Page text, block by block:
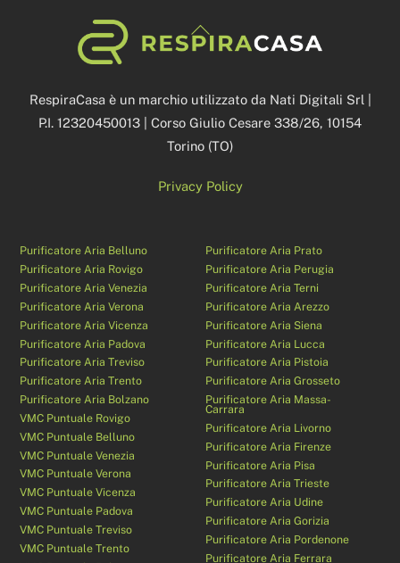
Back
To
RespiraCasa è un marchio utilizzato da Nati Digitali Srl |
P.I. 12320450013 | Corso Giulio Cesare 338/26, 10154
Torino (TO)
Privacy Policy
Purificatore Aria Belluno
Purificatore Aria Rovigo
Purificatore Aria Venezia
Purificatore Aria Verona
Purificatore Aria Vicenza
Purificatore Aria Padova
Purificatore Aria Treviso
Purificatore Aria Trento
Purificatore Aria Bolzano
VMC Puntuale Rovigo
VMC Puntuale Belluno
VMC Puntuale Venezia
VMC Puntuale Verona
VMC Puntuale Vicenza
VMC Puntuale Padova
VMC Puntuale Treviso
VMC Puntuale Trento
Purificatore Aria Prato
Purificatore Aria Perugia
Purificatore Aria Terni
Purificatore Aria Arezzo
Purificatore Aria Siena
Purificatore Aria Lucca
Purificatore Aria Pistoia
Purificatore Aria Grosseto
Purificatore Aria Massa-
Carrara
Purificatore Aria Livorno
Purificatore Aria Firenze
Purificatore Aria Pisa
Purificatore Aria Trieste
Purificatore Aria Udine
Purificatore Aria Gorizia
Purificatore Aria Pordenone
Purificatore Aria Ferrara